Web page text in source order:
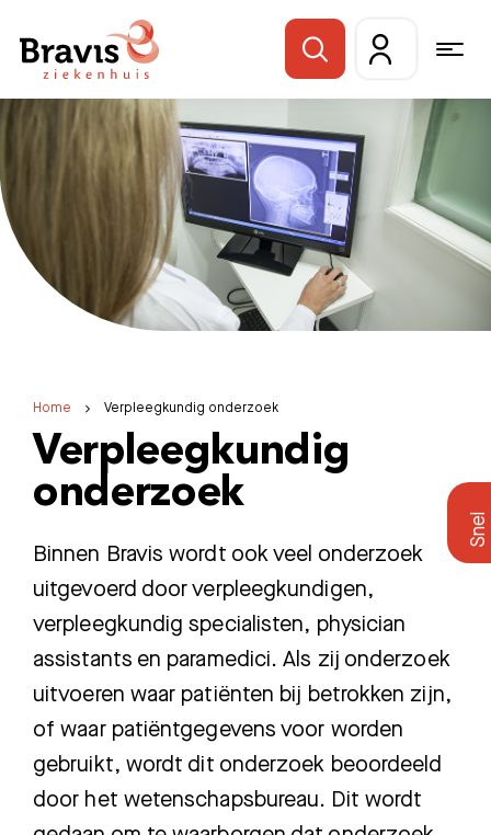
Home Verpleegkundig onderzoek
Verpleegkundig
onderzoek
Binnen Bravis wordt ook veel onderzoek
uitgevoerd door verpleegkundigen,
verpleegkundig specialisten, physician
assistants en paramedici. Als zij onderzoek
uitvoeren waar patiënten bij betrokken zijn,
of waar patiëntgegevens voor worden
gebruikt, wordt dit onderzoek beoordeeld
door het wetenschapsbureau. Dit wordt